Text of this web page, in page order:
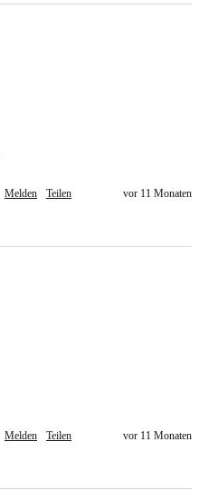
Melden Teilen vor 11 Monaten
Melden Teilen vor 11 Monaten